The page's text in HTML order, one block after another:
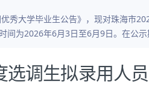
秀大学毕业生公告》，现对珠海市
间为2026年6月3日至6月9日。在公
选调生拟录用人